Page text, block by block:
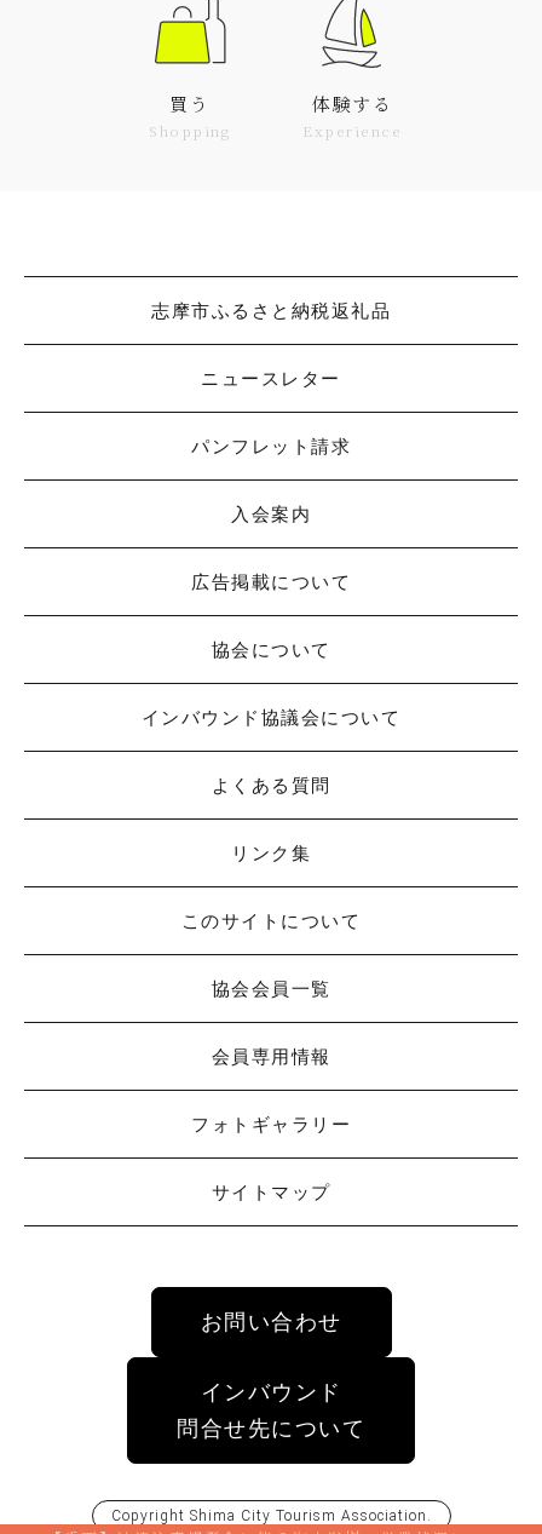
買う
Shopping
体験する
Experience
志摩市ふるさと納税返礼品
ニュースレター
パンフレット請求
入会案内
広告掲載について
協会について
インバウンド協議会について
よくある質問
リンク集
このサイトについて
協会会員一覧
会員専用情報
フォトギャラリー
サイトマップ
お問い合わせ
インバウンド
問合せ先について
Copyright Shima City Tourism Association